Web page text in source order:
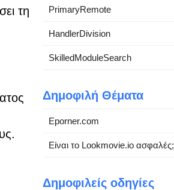
τη
PrimaryRemote
HandlerDivision
SkilledModuleSearch
Δημοφιλή Θέματα
Eporner.com
Είναι το Lookmovie.io ασφαλές;
Δημοφιλείς οδηγίες